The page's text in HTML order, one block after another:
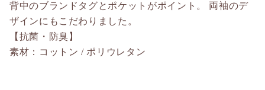
背中のブランドタグとポケットがポイント。 両袖のデ
ザインにもこだわりました。
【抗菌・防臭】
素材：コットン / ポリウレタン